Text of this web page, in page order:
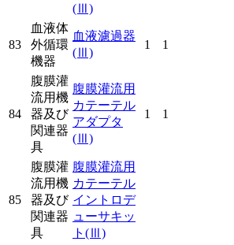
(Ⅲ)
83
血液体
外循環
機器
血液濾過器
(Ⅲ)
1 1
84
腹膜灌
流用機
器及び
関連器
具
腹膜灌流用
カテーテル
アダプタ
(Ⅲ)
1 1
85
腹膜灌
流用機
器及び
関連器
具
腹膜灌流用
カテーテル
イントロデ
ューサキッ
ト (Ⅲ)